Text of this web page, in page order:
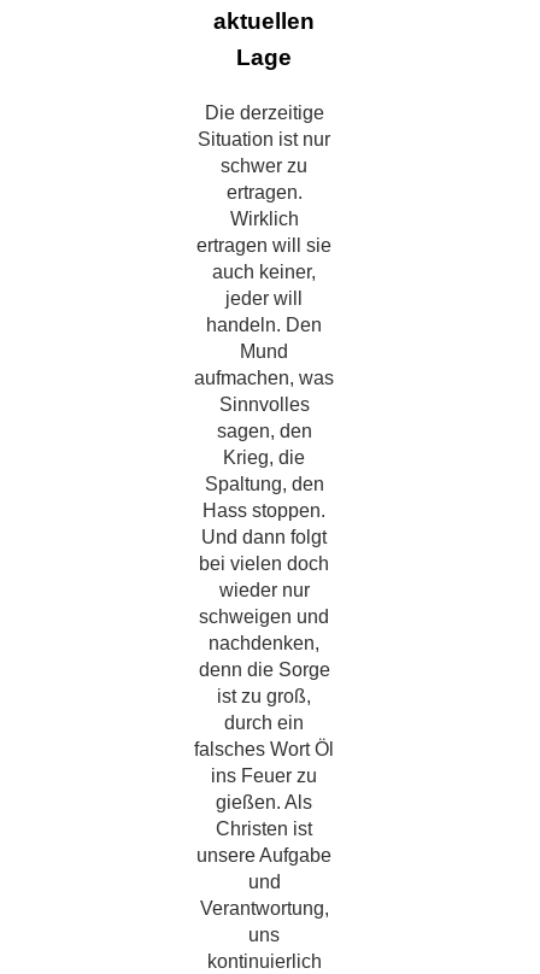
aktuellen
Lage
Die derzeitige
Situation ist nur
schwer zu
ertragen.
Wirklich
ertragen will sie
auch keiner,
jeder will
handeln. Den
Mund
aufmachen, was
Sinnvolles
sagen, den
Krieg, die
Spaltung, den
Hass stoppen.
Und dann folgt
bei vielen doch
wieder nur
schweigen und
nachdenken,
denn die Sorge
ist zu groß,
durch ein
falsches Wort Öl
ins Feuer zu
gießen. Als
Christen ist
unsere Aufgabe
und
Verantwortung,
uns
kontinuierlich